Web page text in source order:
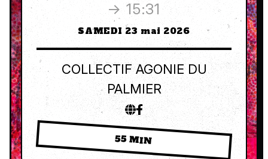
SAMEDI 23 mai 2026
→ 15:31
COLLECTIF AGONIE DU
PALMIER
55 MIN